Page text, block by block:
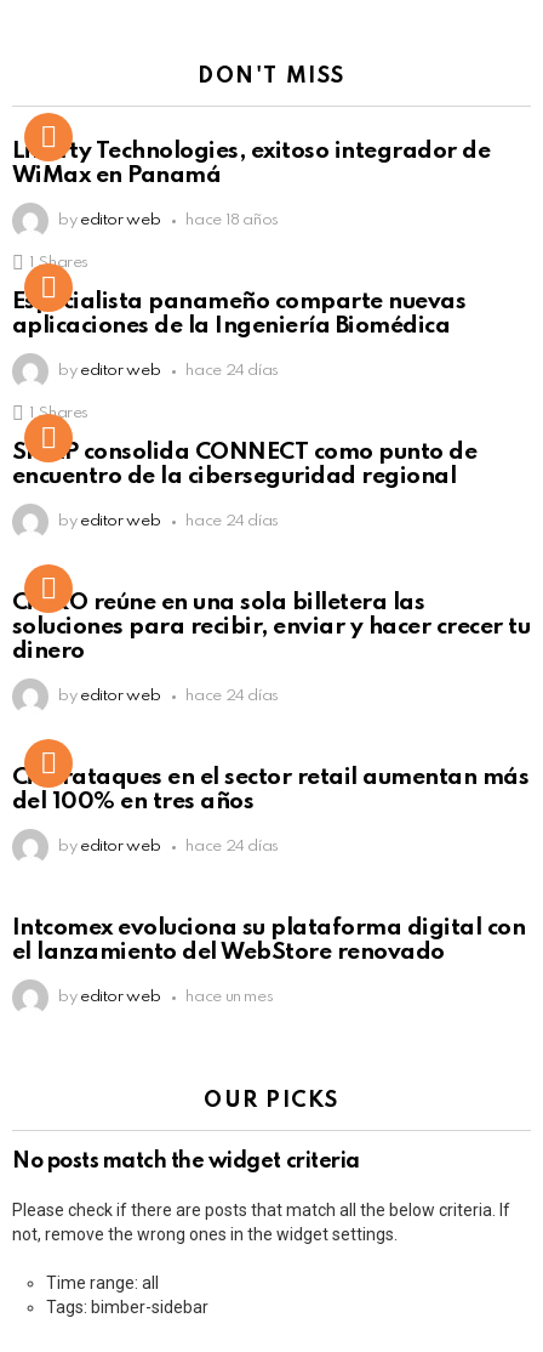
DON'T MISS
Liberty Technologies, exitoso integrador de
WiMax en Panamá
by editor web hace 18 años
Click to view this post
Shares
Especialista panameño comparte nuevas
aplicaciones de la Ingeniería Biomédica
by editor web hace 24 días
Click to view this post
Shares
SISAP consolida CONNECT como punto de
encuentro de la ciberseguridad regional
by editor web hace 24 días
Not Safe For Work
Click to view this post
CiNKO reúne en una sola billetera las
soluciones para recibir, enviar y hacer crecer tu
dinero
by editor web hace 24 días
Ciberataques en el sector retail aumentan más
del 100% en tres años
by editor web hace 24 días
Intcomex evoluciona su plataforma digital con
el lanzamiento del WebStore renovado
by editor web hace un mes
OUR PICKS
No posts match the widget criteria
Please check if there are posts that match all the below criteria. If
not, remove the wrong ones in the widget settings.
Time range: all
Tags: bimber-sidebar